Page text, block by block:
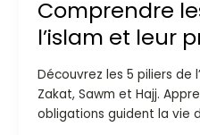
Comprendre
l’islam et leur
Découvrez les 5 piliers de
Zakat, Sawm et Hajj.
obligations guident la vie
5
piliers
de
l’islam
et
leur
pratique